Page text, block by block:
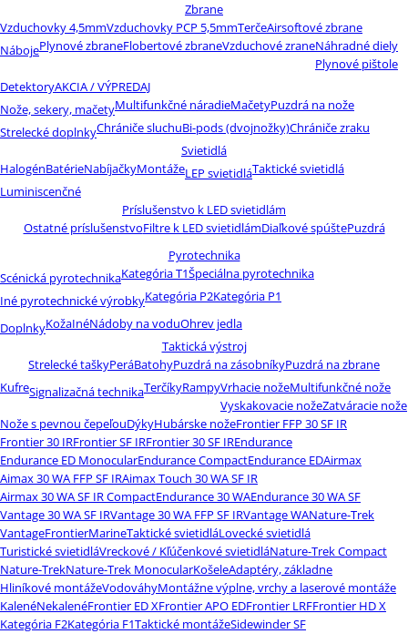
Zbrane
Vzduchovky 4,5mmVzduchovky PCP 5,5mmTerčeAirsoftové zbrane
NábojePlynové zbraneFlobertové zbraneVzduchové zraneNáhradné diely
Plynové pištole
DetektoryAKCIA / VÝPREDAJ
Nože, sekery, mačetyMultifunkčné náradieMačetyPuzdrá na nože
Strelecké doplnkyChrániče sluchuBi-pods (dvojnožky)Chrániče zraku
Svietidlá
HalogénBatérieNabíjačkyMontážeLEP svietidláTaktické svietidlá
Luminiscenčné
Príslušenstvo k LED svietidlám
Ostatné príslušenstvoFiltre k LED svietidlámDiaľkové spúštePuzdrá
Pyrotechnika
Scénická pyrotechnikaKategória T1Špeciálna pyrotechnika
Iné pyrotechnické výrobkyKategória P2Kategória P1
DoplnkyKožaInéNádoby na voduOhrev jedla
Taktická výstroj
Strelecké taškyPeráBatohyPuzdrá na zásobníkyPuzdrá na zbrane
KufreSignalizačná technikaTerčíkyRampyVrhacie nožeMultifunkčné nože
Vyskakovacie nožeZatváracie nože
Nože s pevnou čepeľouDýkyHubárske nožeFrontier FFP 30 SF IR
Frontier 30 IRFrontier SF IRFrontier 30 SF IREndurance
Endurance ED MonocularEndurance CompactEndurance EDAirmax
Aimax 30 WA FFP SF IRAimax Touch 30 WA SF IR
Airmax 30 WA SF IR CompactEndurance 30 WAEndurance 30 WA SF
Vantage 30 WA SF IRVantage 30 WA FFP SF IRVantage WANature-Trek
VantageFrontierMarineTaktické svietidláLovecké svietidlá
Turistické svietidláVreckové / Kľúčenkové svietidláNature-Trek Compact
Nature-TrekNature-Trek MonocularKošeleAdaptéry, základne
Hliníkové montážeVodováhyMontážne výplne, vrchy a laserové montáže
KalenéNekalenéFrontier ED XFrontier APO EDFrontier LRFFrontier HD X
Kategória F2Kategória F1Taktické montážeSidewinder SF